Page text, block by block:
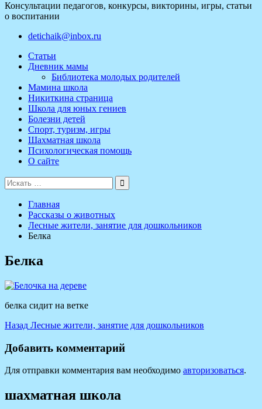
Консультации педагогов, конкурсы, викторины, игры, статьи
о воспитании
detichaik@inbox.ru
Статьи
Дневник мамы
Библиотека молодых родителей
Мамина школа
Никиткина страница
Школа для юных гениев
Болезни детей
Спорт, туризм, игры
Шахматная школа
Психологическая помощь
О сайте
Поиск
для:
Главная
Рассказы о животных
Лесные жители, занятие для дошкольников
Белка
Белка
белка сидит на ветке
Навигация
по
записям
Назад Предыдущая
Лесные жители, занятие для дошкольников
Добавить комментарий
Для отправки комментария вам необходимо авторизоваться.
шахматная школа